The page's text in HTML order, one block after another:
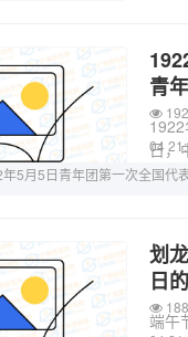
个地
多名
团第
会...
中国青年团全国
青
国
里
日，
年团
在
个地
多名
主义
国...
04
5月5日青年团第一次全国代
中国共产主义青年团全国
划
日
端午